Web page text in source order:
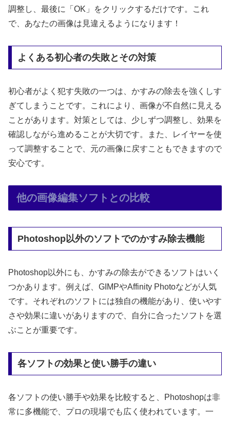
調整し、最後に「OK」をクリックするだけです。これ
で、あなたの画像は見違えるようになります！
よくある初心者の失敗とその対策
初心者がよく犯す失敗の一つは、かすみの除去を強くしす
ぎてしまうことです。これにより、画像が不自然に見える
ことがあります。対策としては、少しずつ調整し、効果を
確認しながら進めることが大切です。また、レイヤーを使
って調整することで、元の画像に戻すこともできますので
安心です。
他の画像編集ソフトとの比較
Photoshop以外のソフトでのかすみ除去機能
Photoshop以外にも、かすみの除去ができるソフトはいく
つかあります。例えば、GIMPやAffinity Photoなどが人気
です。それぞれのソフトには独自の機能があり、使いやす
さや効果に違いがありますので、自分に合ったソフトを選
ぶことが重要です。
各ソフトの効果と使い勝手の違い
各ソフトの使い勝手や効果を比較すると、Photoshopは非
常に多機能で、プロの現場でも広く使われています。一